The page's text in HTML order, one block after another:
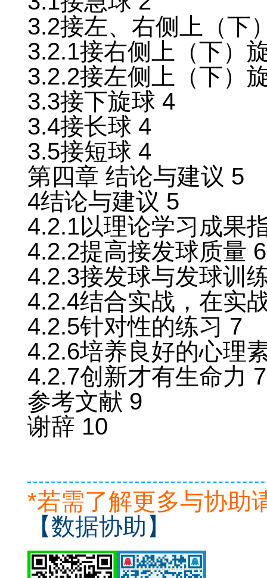
3.2接左、右侧上（下
3.2.1接右侧上（下）
3.2.2接左侧上（下）
3.3接下旋球 4
3.4接长球 4
3.5接短球 4
第四章 结论与建议 5
4结论与建议 5
4.2.1以理论学习成果
4.2.2提高接发球质量 6
4.2.3接发球与发球训
4.2.4结合实战，在实
4.2.5针对性的练习 7
4.2.6培养良好的心理
4.2.7创新才有生命力 7
参考文献 9
谢辞 10
*若需了解更多与协助
【数据协助】